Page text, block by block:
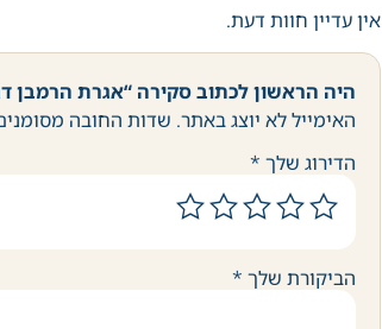
אין עדיין חוות דעת.
היה הראשון לכתוב סקירה “אגרת הרמבן
האימייל לא יוצג באתר. שדות החובה
הדירוג שלך *
הביקורת שלך *